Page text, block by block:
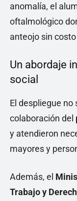
anomalía, el
oftalmológico
anteojo sin
Un abordaje
social
El despliegue no
colaboración del
y atendieron
mayores y
Además, el
Trabajo y